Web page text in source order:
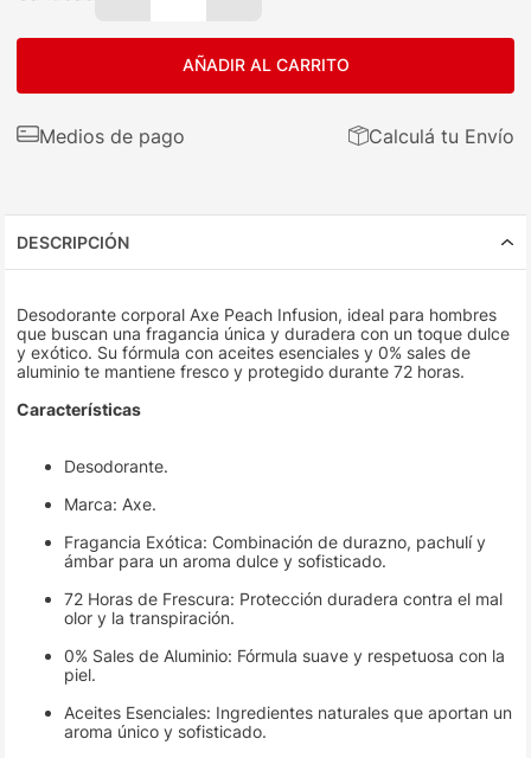
AÑADIR AL CARRITO
Medios de pago Calculá tu Envío
DESCRIPCIÓN
Desodorante corporal Axe Peach Infusion, ideal para hombres
que buscan una fragancia única y duradera con un toque dulce
y exótico. Su fórmula con aceites esenciales y 0% sales de
aluminio te mantiene fresco y protegido durante 72 horas.
Características
Desodorante.
Marca: Axe.
Fragancia Exótica: Combinación de durazno, pachulí y
ámbar para un aroma dulce y sofisticado.
72 Horas de Frescura: Protección duradera contra el mal
olor y la transpiración.
0% Sales de Aluminio: Fórmula suave y respetuosa con la
piel.
Aceites Esenciales: Ingredientes naturales que aportan un
aroma único y sofisticado.